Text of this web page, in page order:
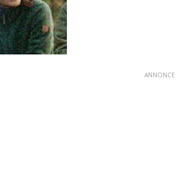
ANNONCE